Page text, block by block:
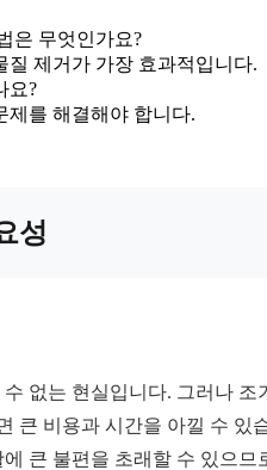
은 무엇인가요?
제거가 가장 효과적입니다.
요?
제를 해결해야 합니다.
성
없는 현실입니다. 그러나 조
큰 비용과 시간을 아낄 수 있
큰 불편을 초래할 수 있으므